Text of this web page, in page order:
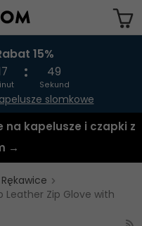
i varukorgen
15%
49
Sekund
slomkowe
na kapelusze i czapki z
→
Rękawice
Leather Zip Glove with